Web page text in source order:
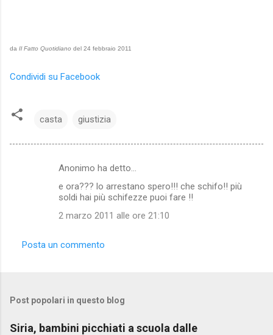
da Il Fatto Quotidiano del 24 febbraio 2011
Condividi su Facebook
casta giustizia
e
Anonimo ha detto…
e ora??? lo arrestano spero!!! che schifo!! più
soldi hai più schifezze puoi fare !!
2 marzo 2011 alle ore 21:10
Posta un commento
Post popolari in questo blog
Siria, bambini picchiati a scuola dalle